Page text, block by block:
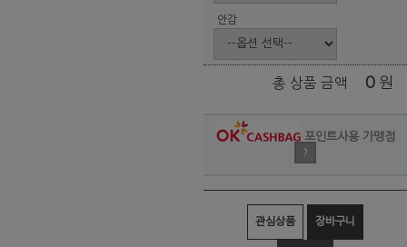
안감
총 상품 금액 0 원
포인트사용 가맹점
?
관심상품 장바구니